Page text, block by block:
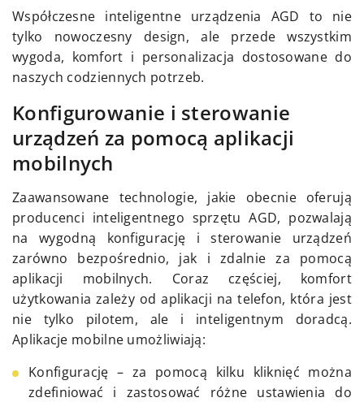
Współczesne inteligentne urządzenia AGD to nie
tylko nowoczesny design, ale przede wszystkim
wygoda, komfort i personalizacja dostosowane do
naszych codziennych potrzeb.
Konfigurowanie i sterowanie
urządzeń za pomocą aplikacji
mobilnych
Zaawansowane technologie, jakie obecnie oferują
producenci inteligentnego sprzętu AGD, pozwalają
na wygodną konfigurację i sterowanie urządzeń
zarówno bezpośrednio, jak i zdalnie za pomocą
aplikacji mobilnych. Coraz częściej, komfort
użytkowania zależy od aplikacji na telefon, która jest
nie tylko pilotem, ale i inteligentnym doradcą.
Aplikacje mobilne umożliwiają:
Konfigurację – za pomocą kilku kliknięć można
zdefiniować i zastosować różne ustawienia do